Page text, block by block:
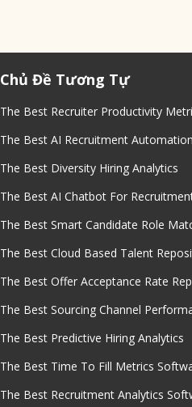
Chủ Đề Tương Tự
The Best Recruiter Productivity
The Best AI Recruitment
The Best Diversity Hiring Analytics
The Best AI Chatbot For
The Best Smart Candidate Role
The Best Cloud Based Talent
The Best Offer Acceptance Rate
The Best Sourcing Channel
The Best Predictive Hiring Analytics
The Best Time To Fill Metrics
The Best Recruitment Analytics